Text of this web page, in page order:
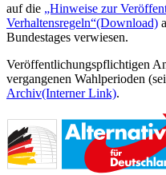
auf die „Hinweise zur
Verhaltensregeln“(Download)
Bundestages verwiesen.
Veröffentlichungspflichtigen
vergangenen Wahlperioden
Archiv(Interner Link).